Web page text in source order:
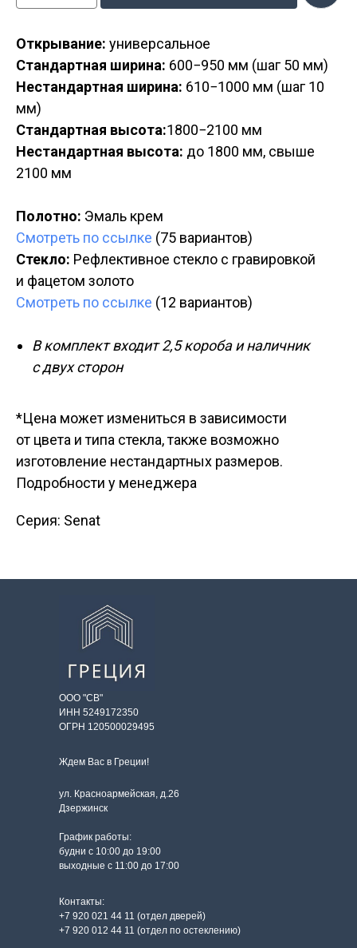
Открывание: универсальное
Стандартная ширина: 600−950 мм (шаг 50 мм)
Нестандартная ширина: 610−1000 мм (шаг 10
мм)
Стандартная высота:1800−2100 мм
Нестандартная высота: до 1800 мм, свыше
2100 мм
Полотно: Эмаль крем
Смотреть по ссылке (75 вариантов)
Стекло: Рефлективное стекло с гравировкой
и фацетом золото
Смотреть по ссылке (12 вариантов)
В комплект входит 2,5 короба и наличник
с двух сторон
*Цена может измениться в зависимости
от цвета и типа стекла, также возможно
изготовление нестандартных размеров.
Подробности у менеджера
Серия: Senat
Ждем Вас в Греции!
ул. Красноармейская, д.26
Дзержинск
График работы:
будни с 10:00 до 19:00
выходные с 11:00 до 17:00
Контакты:
+7 920 021 44 11 (отдел дверей)
+7 920 012 44 11 (отдел по остеклению)
ООО "СВ"
ИНН 5249172350
ОГРН 120500029495